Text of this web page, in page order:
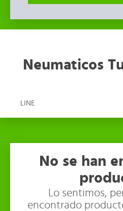
Neumaticos
LINE
No se han
Lo sentimos,
encontrado